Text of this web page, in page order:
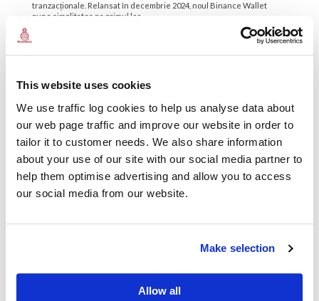
This website uses cookies
We use traffic log cookies to help us analyse data about
our web page traffic and improve our website in order to
tailor it to customer needs. We also share information
about your use of our site with our social media partner to
help them optimise advertising and allow you to access
our social media from our website.
Make selection
Allow all
tranzacționale. Relansat în decembrie 2024, noul Binance Wallet
pune simplitatea pe primul loc.
Cum funcționează platformele
Acestea sunt necesare pentru funcționalități precum preferințe de
limbă, distribuția traficului sau menținerea sesiunii utilizatorului.
Apăsând pe „Accept tot”, sunteți de acord cu stocarea cookie-urilor
pe dispozitivul dvs. Pentru a îmbunătăți navigarea pe site, a analiza
utilizarea site-ului și pentru îmbunătățirea eficienței marketingului
nostru. Experții recomandă o pondere redusă în portofoliu, din cauza
riscului ridicat. Deși are potențialul de a crește randamentul
portofoliului, este caracterizat de o volatilitate ridicată.
Blocurile sunt grupurile de tranzacții verificate pe blockchain-ul
instrumente specializate pentru a lucra pe blockchain-ul Bitcoin.
Această varietate poate face însă puțin dificilă găsirea celui mai bun
diferitelor platforme, o defalcare condensată a caracteristicilor
acestora și un rezumat al modului în care diferă fiecare. Datorită
ofertei lor limitate, criptomonedele tind să fie deflaționiste.